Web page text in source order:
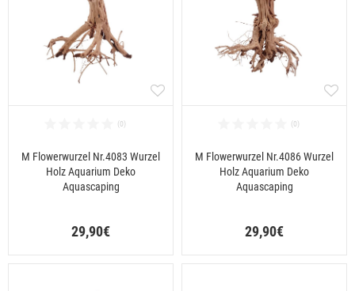
M Flowerwurzel Nr.4083 Wurzel
Holz Aquarium Deko
Aquascaping
29,90€
M Flowerwurzel Nr.4086 Wurzel
Holz Aquarium Deko
Aquascaping
29,90€